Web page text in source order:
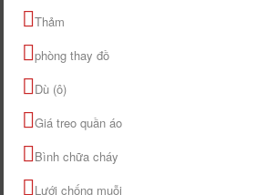
Thảm
phòng thay đồ
Dù (ô)
Giá treo quần áo
Bình chữa cháy
Lưới chống muỗi